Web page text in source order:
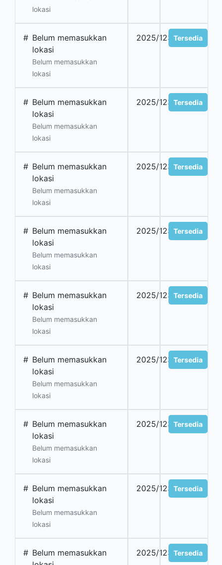
lokasi
# Belum memasukkan
lokasi
Belum memasukkan
lokasi
2025/1231Tersedia
# Belum memasukkan
lokasi
Belum memasukkan
lokasi
2025/1232Tersedia
# Belum memasukkan
lokasi
Belum memasukkan
lokasi
2025/1233Tersedia
# Belum memasukkan
lokasi
Belum memasukkan
lokasi
2025/1234Tersedia
# Belum memasukkan
lokasi
Belum memasukkan
lokasi
2025/1235Tersedia
# Belum memasukkan
lokasi
Belum memasukkan
lokasi
2025/1236Tersedia
# Belum memasukkan
lokasi
Belum memasukkan
lokasi
2025/1237Tersedia
# Belum memasukkan
lokasi
Belum memasukkan
lokasi
2025/1238Tersedia
# Belum memasukkan
2025/1239Tersedia